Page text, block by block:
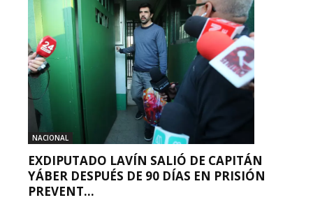
NACIONAL
EXDIPUTADO LAVÍN SALIÓ DE CAPITÁN
YÁBER DESPUÉS DE 90 DÍAS EN PRISIÓN
PREVENT...